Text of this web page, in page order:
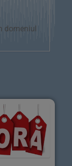
domeniul